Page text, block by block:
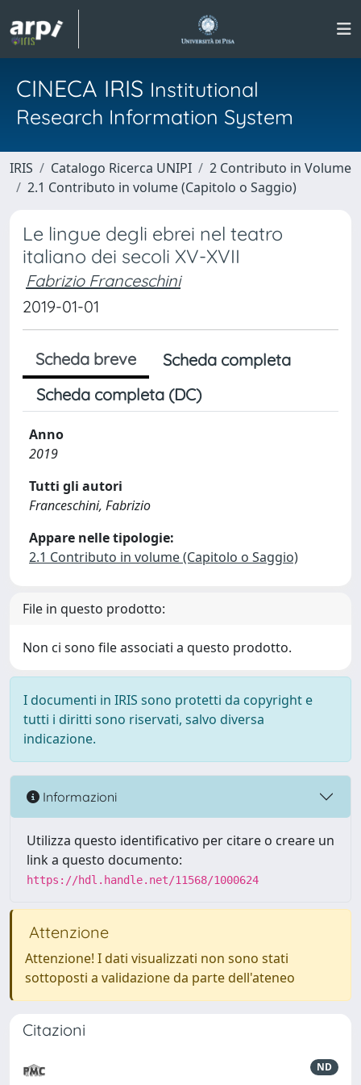
CINECA IRIS Institutional
Research Information System
IRIS Catalogo Ricerca UNIPI
2 Contributo in Volume
2.1 Contributo in volume (Capitolo o Saggio)
Le lingue degli ebrei nel teatro
italiano dei secoli XV-XVII
Fabrizio Franceschini
2019-01-01
Scheda breve
Scheda completa
Scheda completa (DC)
Anno
2019
Tutti gli autori
Franceschini, Fabrizio
Appare nelle tipologie:
2.1 Contributo in volume (Capitolo o Saggio)
File in questo prodotto:
Non ci sono file associati a questo prodotto.
I documenti in IRIS sono protetti da copyright e
tutti i diritti sono riservati, salvo diversa
indicazione.
Informazioni
Utilizza questo identificativo per citare o creare un
link a questo documento:
https://hdl.handle.net/11568/1000624
Attenzione
Attenzione! I dati visualizzati non sono stati
sottoposti a validazione da parte dell'ateneo
Citazioni
ND